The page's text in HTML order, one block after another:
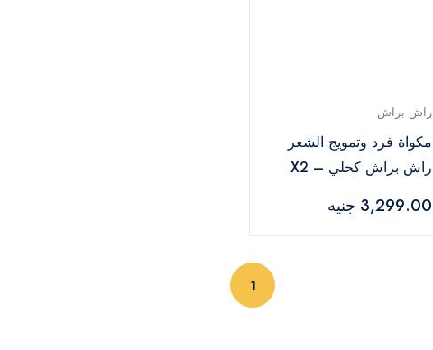
راش براش
مكواة فرد وتمويج الشعر
راش براش كحلي – X2
3,299.00 جنيه
1